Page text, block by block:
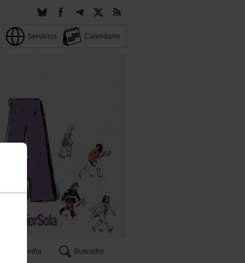
Servicios Calendario
Multimedia
Buscador